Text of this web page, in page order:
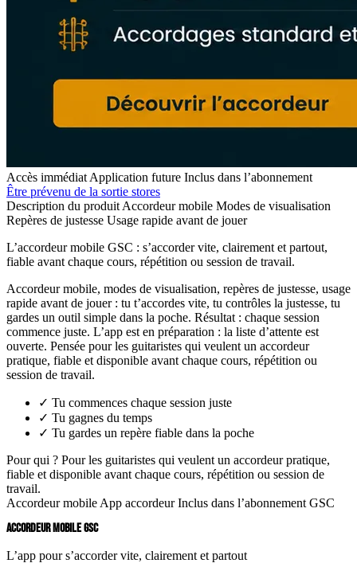
Accès immédiat Application future Inclus dans l’abonnement
Être prévenu de la sortie stores
Description du produit Accordeur mobile Modes de visualisation
Repères de justesse Usage rapide avant de jouer
L’accordeur mobile GSC : s’accorder vite, clairement et partout,
fiable avant chaque cours, répétition ou session de travail.
Accordeur mobile, modes de visualisation, repères de justesse, usage
rapide avant de jouer : tu t’accordes vite, tu contrôles la justesse, tu
gardes un outil simple dans la poche. Résultat : chaque session
commence juste. L’app est en préparation : la liste d’attente est
ouverte. Pensée pour les guitaristes qui veulent un accordeur
pratique, fiable et disponible avant chaque cours, répétition ou
session de travail.
✓ Tu commences chaque session juste
✓ Tu gagnes du temps
✓ Tu gardes un repère fiable dans la poche
Pour qui ? Pour les guitaristes qui veulent un accordeur pratique,
fiable et disponible avant chaque cours, répétition ou session de
travail.
Accordeur mobile App accordeurInclus dans l’abonnement GSC
ACCORDEUR MOBILE GSC
L’app pour s’accorder vite, clairement et partout